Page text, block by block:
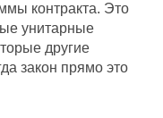
контракта. Это
унитарные
другие
закон прямо это